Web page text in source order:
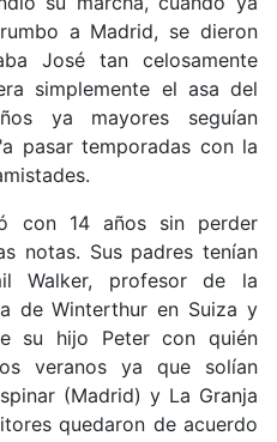
a Madrid, se dieron
José tan celosamente
simplemente el asa del
ya mayores seguían
pasar temporadas con la
con 14 años sin perder
notas. Sus padres tenían
Walker, profesor de la
de Winterthur en Suiza y
su hijo Peter con quién
veranos ya que solían
(Madrid) y La Granja
quedaron de acuerdo